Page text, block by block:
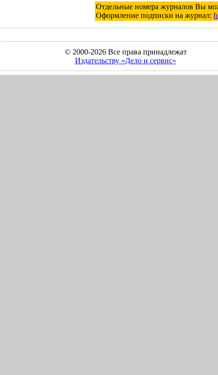
Отдельные номера журналов Вы
Оформление подписки на журнал:
© 2000-2026 Все права принадлежат
Издательству «Дело и cервис»